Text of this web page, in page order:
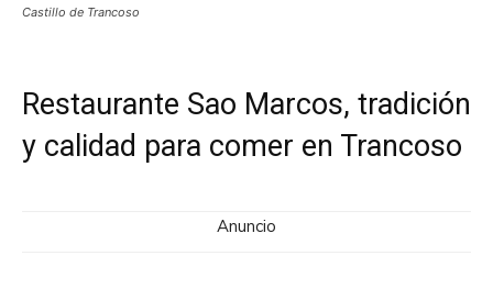
Castillo de Trancoso
Restaurante Sao Marcos, tradición
y calidad para comer en Trancoso
Anuncio